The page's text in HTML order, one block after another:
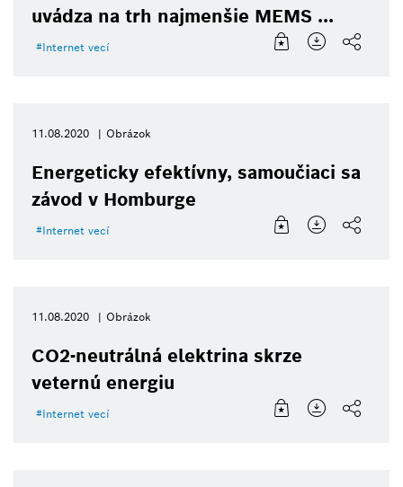
uvádza na trh najmenšie MEMS ...
Internet vecí
11.08.2020 Obrázok
Energeticky efektívny, samoučiaci sa
závod v Homburge
Internet vecí
11.08.2020 Obrázok
CO2-neutrálná elektrina skrze
veternú energiu
Internet vecí